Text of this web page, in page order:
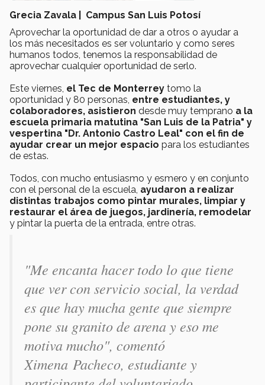
Grecia Zavala | Campus San Luis Potosí
Aprovechar la oportunidad de dar a otros o ayudar a
los más necesitados es ser voluntario y como seres
humanos todos, tenemos la responsabilidad de
aprovechar cualquier oportunidad de serlo.
Este viernes, el Tec de Monterrey tomo la
oportunidad y 80 personas, entre estudiantes, y
colaboradores, asistieron desde muy temprano a la
escuela primaria matutina "San Luis de la Patria" y
vespertina "Dr. Antonio Castro Leal" con el fin de
ayudar crear un mejor espacio para los estudiantes
de estas.
Todos, con mucho entusiasmo y esmero y en conjunto
con el personal de la escuela, ayudaron a realizar
distintas trabajos como pintar murales, limpiar y
restaurar el área de juegos, jardinería, remodelar
y pintar la puerta de la entrada, entre otras.
"Me encanta hacer todo lo que tiene
que ver con servicio social, la verdad
es que hay mucha gente que siempre
pone su granito de arena y eso me
motiva mucho", comentó
Ximena Pacheco, estudiante y